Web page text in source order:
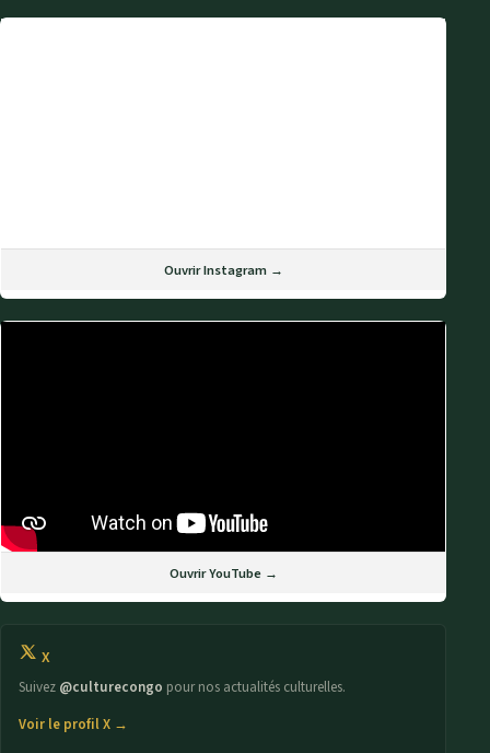
Ouvrir Instagram →
Ouvrir YouTube →
X
Suivez @culturecongo pour nos actualités culturelles.
Voir le profil X →